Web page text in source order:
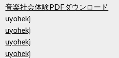
音楽社会体験PDFダウンロード
uyohekj
uyohekj
uyohekj
uyohekj